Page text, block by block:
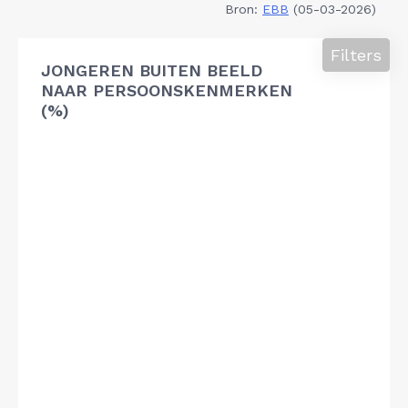
Bron: EBB (05-03-2026)
JONGEREN BUITEN BEELD
NAAR PERSOONSKENMERKEN
(%)
Filters